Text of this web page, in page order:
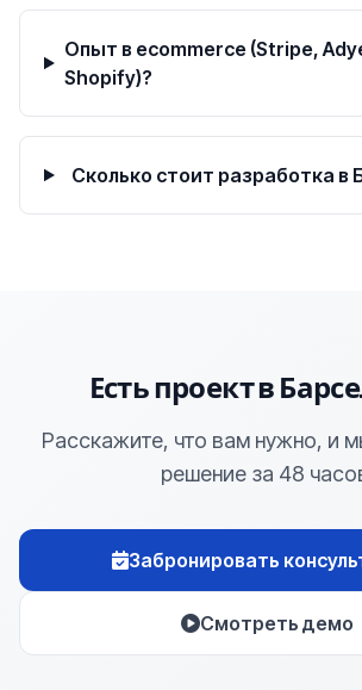
Опыт в ecommerce (Stripe,
Shopify)?
Сколько стоит разработка в
Есть проект в
Расскажите, что вам нужно, и
решение за 48
Забронировать
Смотреть демо